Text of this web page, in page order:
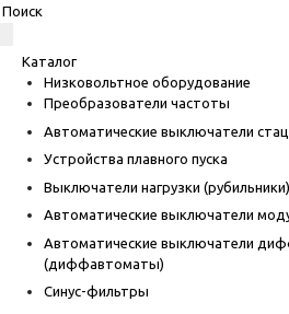
Каталог
Низковольтное оборудование
Преобразователи частоты
Автоматические выключатели
Устройства плавного пуска
Выключатели нагрузки (рубильники)
Автоматические выключатели
Автоматические выключатели
(диффавтоматы)
Синус-фильтры